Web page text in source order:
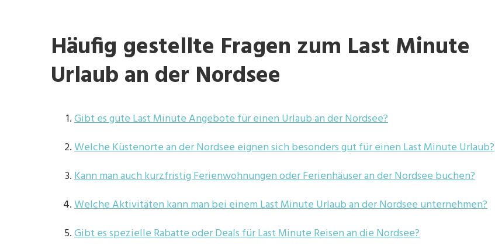
Häufig gestellte Fragen zum Last Minute
Urlaub an der Nordsee
Gibt es gute Last Minute Angebote für einen Urlaub an der Nordsee?
Welche Küstenorte an der Nordsee eignen sich besonders gut für einen Last Minute Urlaub?
Kann man auch kurzfristig Ferienwohnungen oder Ferienhäuser an der Nordsee buchen?
Welche Aktivitäten kann man bei einem Last Minute Urlaub an der Nordsee unternehmen?
Gibt es spezielle Rabatte oder Deals für Last Minute Reisen an die Nordsee?